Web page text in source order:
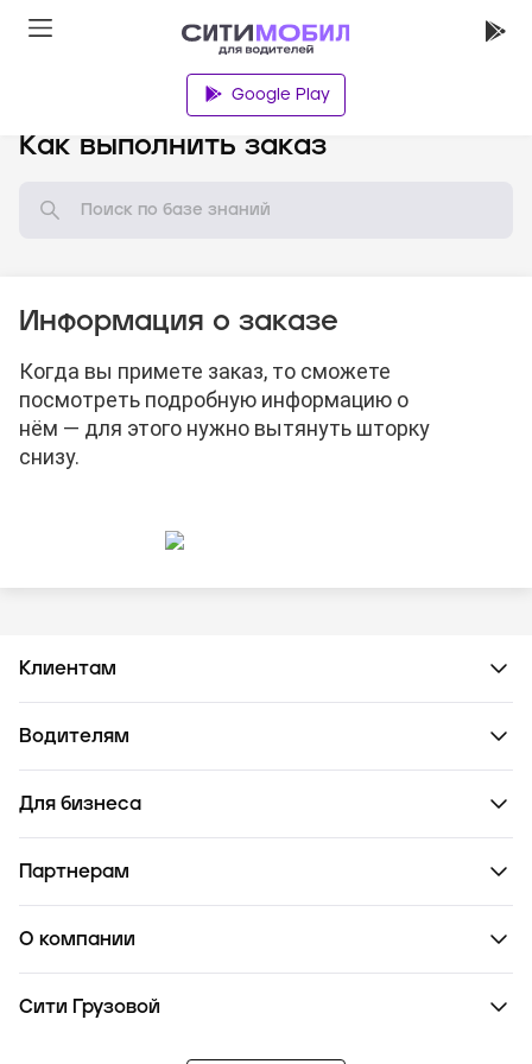
Google Play
Как выполнить заказ
Информация о заказе
Когда вы примете заказ, то сможете
посмотреть подробную информацию о
нём — для этого нужно вытянуть шторку
снизу.
Клиентам
Водителям
Для бизнеса
Партнерам
О компании
Сити Грузовой